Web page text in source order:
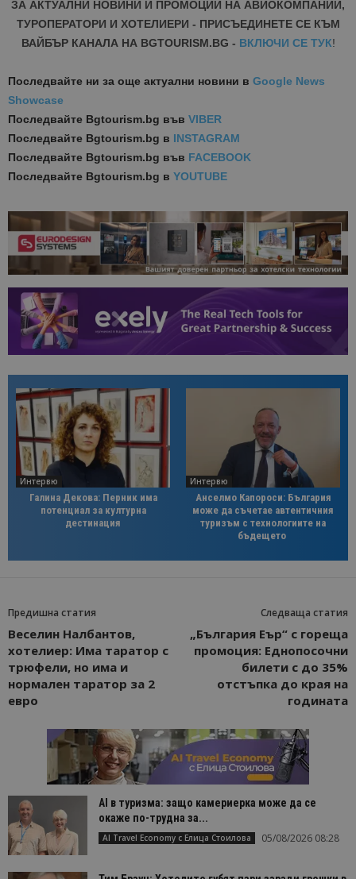
ЗА АКТУАЛНИ НОВИНИ И ПРОМОЦИИ НА АВИОКОМПАНИИ,
ТУРОПЕРАТОРИ И ХОТЕЛИЕРИ - ПРИСЪЕДИНЕТЕ СЕ КЪМ
ВАЙБЪР КАНАЛА НА BGTOURISM.BG - ВКЛЮЧИ СЕ ТУК!
Последвайте ни за още актуални новини в Google News
Showcase
Последвайте Bgtourism.bg във VIBER
Последвайте Bgtourism.bg в INSTAGRAM
Последвайте Bgtourism.bg във FACEBOOK
Последвайте Bgtourism.bg в YOUTUBE
Интервю
Галина Декова: Перник има
потенциал за културна
дестинация
Интервю
Анселмо Капороси: България
може да съчетае автентичния
туризъм с технологиите на
бъдещето
Предишна статия
Веселин Налбантов,
хотелиер: Има таратор с
трюфели, но има и
нормален таратор за 2
евро
Следваща статия
„България Еър“ с гореща
промоция: Еднопосочни
билети с до 35%
отстъпка до края на
годината
AI в туризма: защо камериерка може да се
окаже по-трудна за...
AI Travel Economy с Елица Стоилова 05/08/2026 08:28